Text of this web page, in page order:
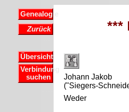
Genealogie
Zurück
Übersicht
Verbindung
suchen
***
Johann Jakob
("Siegers-
Weder